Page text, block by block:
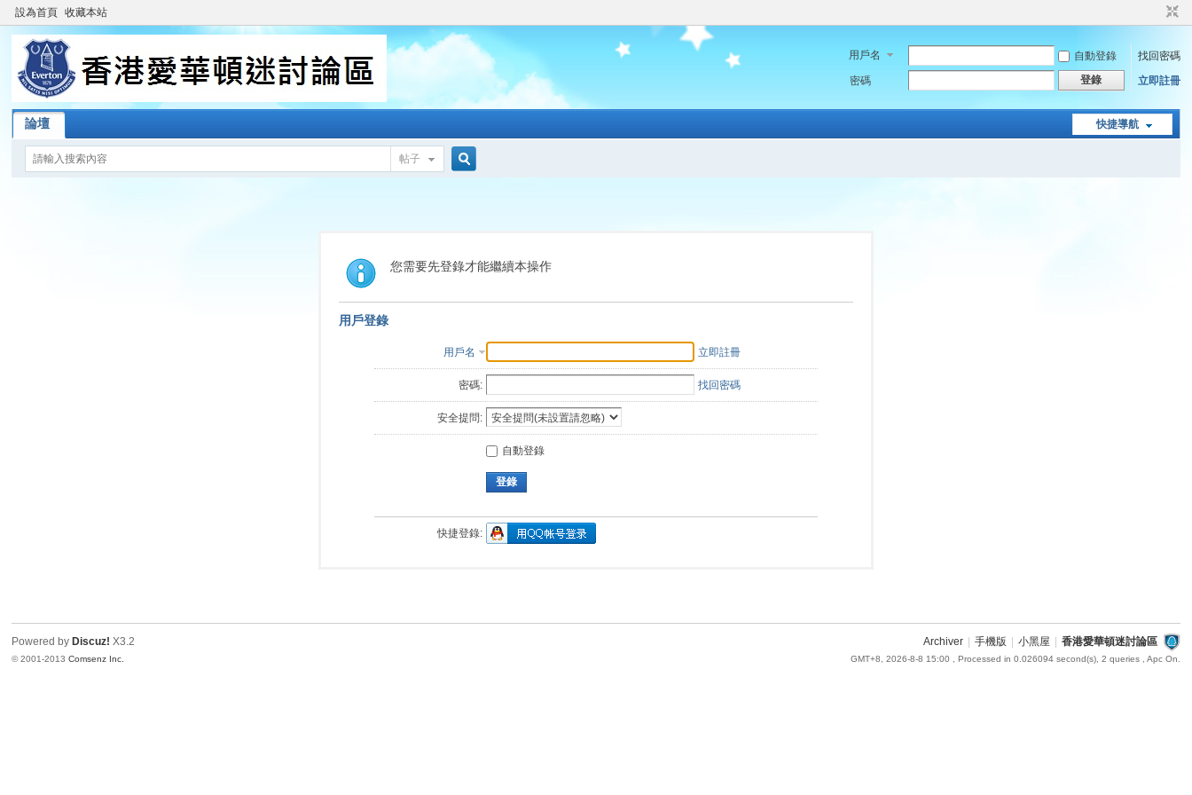
設為首頁 收藏本站
用戶名 自動登錄
找回密碼
密碼
登錄 立即註冊
快捷導航
論壇
帖子
索
您需要先登錄才能繼續本操作
用戶登錄
用戶名 立即註冊
密碼: 找回密碼
安全提問:
自動登錄
登錄
快捷登錄:
Archiver 手機版 小黑屋 香港愛華頓迷討論區
GMT+8, 2026-8-8 15:00 , Processed in 0.026094 second(s), 2 queries , Apc On.
Powered by Discuz! X3.2
© 2001-2013Comsenz Inc.